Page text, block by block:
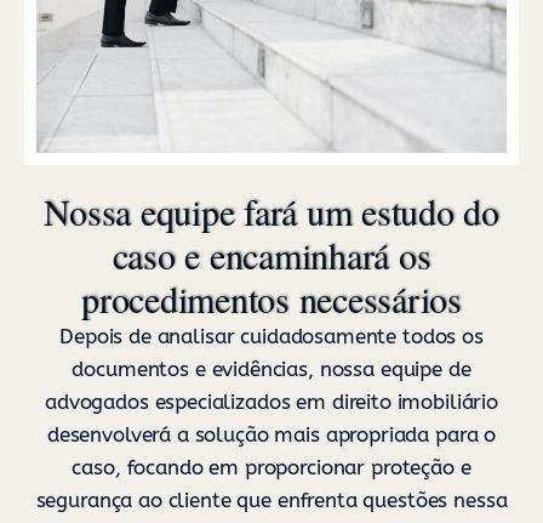
Nossa equipe fará um estudo do
caso e encaminhará os
procedimentos necessários
Depois de analisar cuidadosamente todos os
documentos e evidências, nossa equipe de
advogados especializados em direito imobiliário
desenvolverá a solução mais apropriada para o
caso, focando em proporcionar proteção e
segurança ao cliente que enfrenta questões nessa